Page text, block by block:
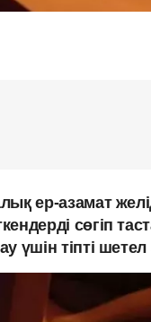
ер-азамат
сөгіп
үшін тіпті